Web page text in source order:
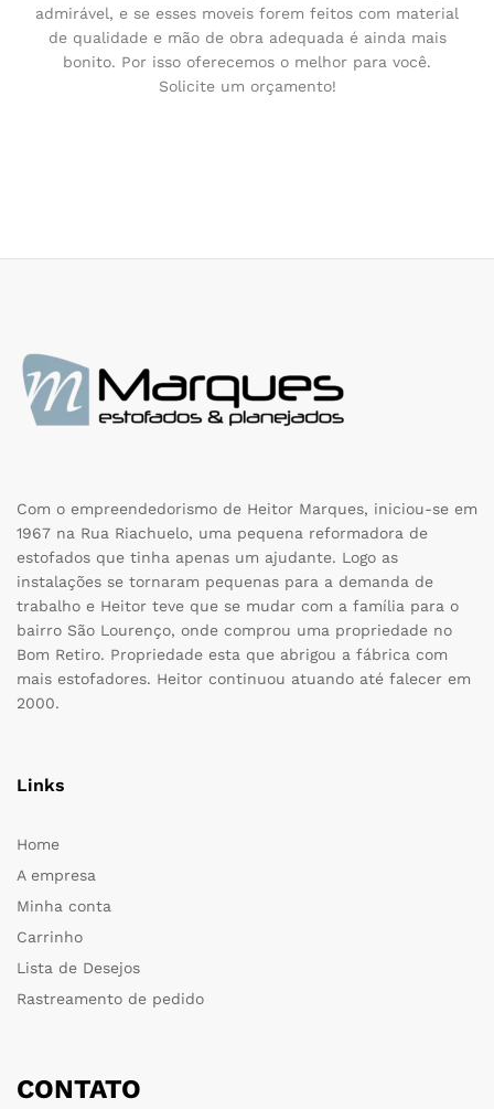
admirável, e se esses moveis forem feitos com material
de qualidade e mão de obra adequada é ainda mais
bonito. Por isso oferecemos o melhor para você.
Solicite um orçamento!
Com o empreendedorismo de Heitor Marques, iniciou-se em
1967 na Rua Riachuelo, uma pequena reformadora de
estofados que tinha apenas um ajudante. Logo as
instalações se tornaram pequenas para a demanda de
trabalho e Heitor teve que se mudar com a família para o
bairro São Lourenço, onde comprou uma propriedade no
Bom Retiro. Propriedade esta que abrigou a fábrica com
mais estofadores. Heitor continuou atuando até falecer em
2000.
Links
Home
A empresa
Minha conta
Carrinho
Lista de Desejos
Rastreamento de pedido
CONTATO